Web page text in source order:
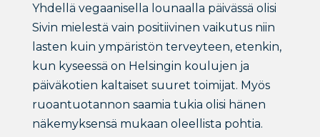
Yhdellä vegaanisella lounaalla päivässä olisi
Sivin mielestä vain positiivinen vaikutus niin
lasten kuin ympäristön terveyteen, etenkin,
kun kyseessä on Helsingin koulujen ja
päiväkotien kaltaiset suuret toimijat. Myös
ruoantuotannon saamia tukia olisi hänen
näkemyksensä mukaan oleellista pohtia.